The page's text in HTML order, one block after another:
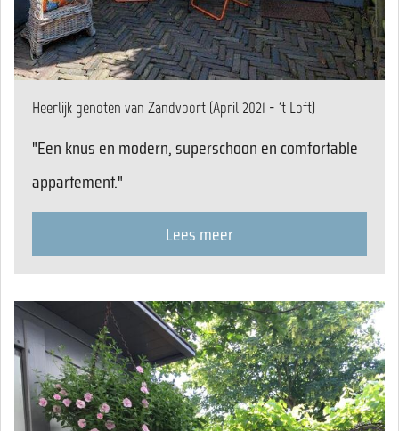
Heerlijk genoten van Zandvoort (April 2021 - 't Loft)
"Een knus en modern, superschoon en comfortable
appartement."
Lees meer